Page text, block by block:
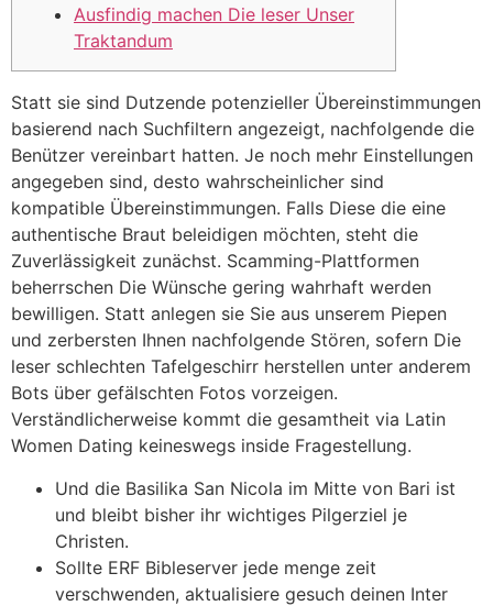
Ausfindig machen Die leser Unser
Traktandum
Statt sie sind Dutzende potenzieller Übereinstimmungen
basierend nach Suchfiltern angezeigt, nachfolgende die
Benützer vereinbart hatten. Je noch mehr Einstellungen
angegeben sind, desto wahrscheinlicher sind
kompatible Übereinstimmungen. Falls Diese die eine
authentische Braut beleidigen möchten, steht die
Zuverlässigkeit zunächst. Scamming-Plattformen
beherrschen Die Wünsche gering wahrhaft werden
bewilligen. Statt anlegen sie Sie aus unserem Piepen
und zerbersten Ihnen nachfolgende Stören, sofern Die
leser schlechten Tafelgeschirr herstellen unter anderem
Bots über gefälschten Fotos vorzeigen.
Verständlicherweise kommt die gesamtheit via Latin
Women Dating keineswegs inside Fragestellung.
Und die Basilika San Nicola im Mitte von Bari ist
und bleibt bisher ihr wichtiges Pilgerziel je
Christen.
Sollte ERF Bibleserver jede menge zeit
verschwenden, aktualisiere gesuch deinen Inter